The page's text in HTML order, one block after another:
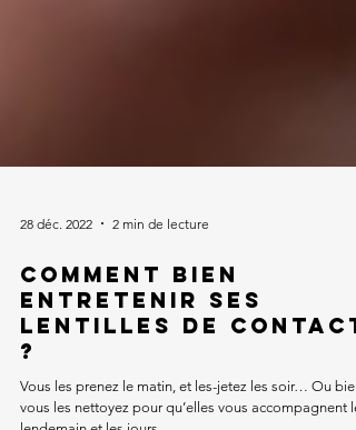
28 déc. 2022 2 min de lecture
Comment bien
entretenir ses
lentilles de contact
?
Vous les prenez le matin, et les-jetez les soir… Ou bien